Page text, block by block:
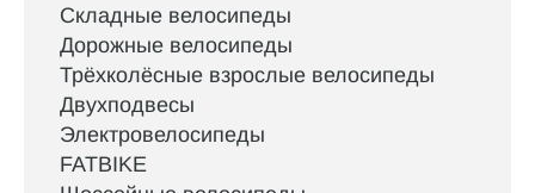
Складные велосипеды
Дорожные велосипеды
Трёхколёсные взрослые велосипеды
Двухподвесы
Электровелосипеды
FATBIKE